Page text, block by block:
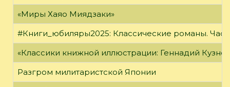
«Миры Хаяо Миядзаки»
#Книги_юбиляры2025: Классические романы.
«Классики книжной иллюстрации: Геннадий
Разгром милитаристской Японии